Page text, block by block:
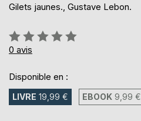
Gilets jaunes., Gustave Lebon.
Évaluation:
0%
0 avis
Disponible en :
LIVRE 19,99 € EBOOK 9,99 €